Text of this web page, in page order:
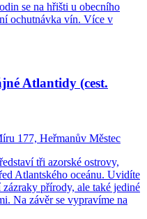
se na hřišti u obecního
ochutnávka vín. Více v
Atlantidy (cest.
177, Heřmanův Městec
tři azorské ostrovy,
Atlantského oceánu. Uvidíte
přírody, ale také jediné
Na závěr se vypravíme na